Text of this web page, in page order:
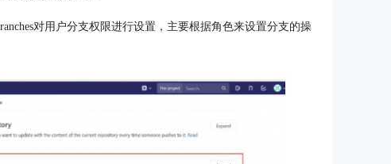
对用户分支权限进行设置，主要根据角色来设置分支的操